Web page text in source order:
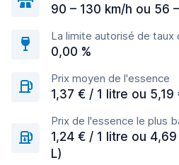
90 – 130 km/h ou 56
La limite autorisé de taux
0,00 %
Prix moyen de l'essence
1,37 € / 1 litre ou
Prix de l'essence le plus
1,24 € / 1 litre ou
L)